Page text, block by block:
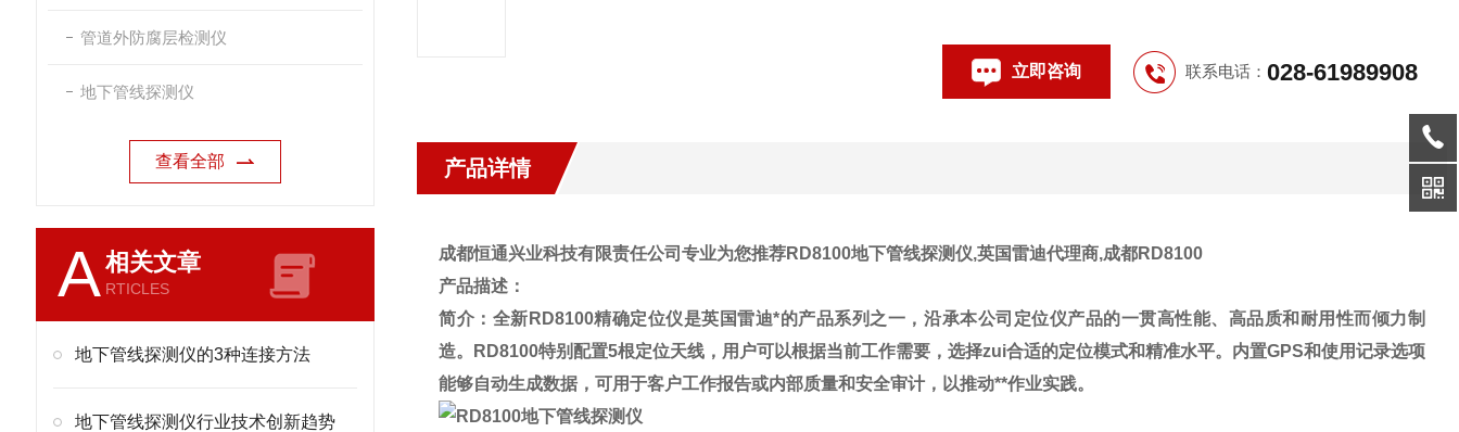
管道外防腐层检测仪
地下管线探测仪
查看全部
A相关文章
RTICLES
地下管线探测仪的3种连接方法
地下管线探测仪行业技术创新趋势
立即咨询 联系电话： 028-61989908
产品详情
成都恒通兴业科技有限责任公司专业为您推荐RD8100地下管线探测仪,英国雷迪代理商,成都RD8100
产品描述：
简介： 全新 RD8100精确定位仪是英国雷迪*的产品系列之一，沿承本公司定位仪产品的一贯高性能、高品质和耐用性而倾力制
造。
RD8100特别配置5根定位天线，用户可以根据当前工作需要，选择zui合适的定位模式和精准水平。内置GPS和使用记录选项
能够自动生成数据，可用于客户工作报告或内部质量和安全审计，以推动**作业实践。